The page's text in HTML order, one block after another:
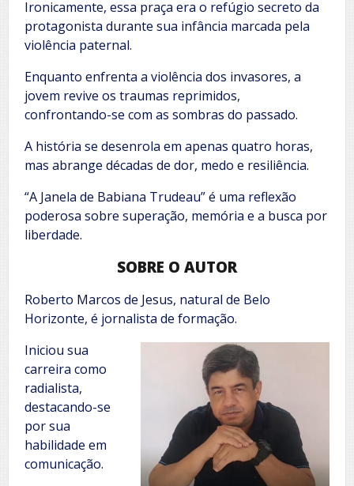
Ironicamente, essa praça era o refúgio secreto da
protagonista durante sua infância marcada pela
violência paternal.
Enquanto enfrenta a violência dos invasores, a
jovem revive os traumas reprimidos,
confrontando-se com as sombras do passado.
A história se desenrola em apenas quatro horas,
mas abrange décadas de dor, medo e resiliência.
“A Janela de Babiana Trudeau” é uma reflexão
poderosa sobre superação, memória e a busca por
liberdade.
SOBRE O AUTOR
Roberto Marcos de Jesus, natural de Belo
Horizonte, é jornalista de formação.
Iniciou sua
carreira como
radialista,
destacando-se
por sua
habilidade em
comunicação.